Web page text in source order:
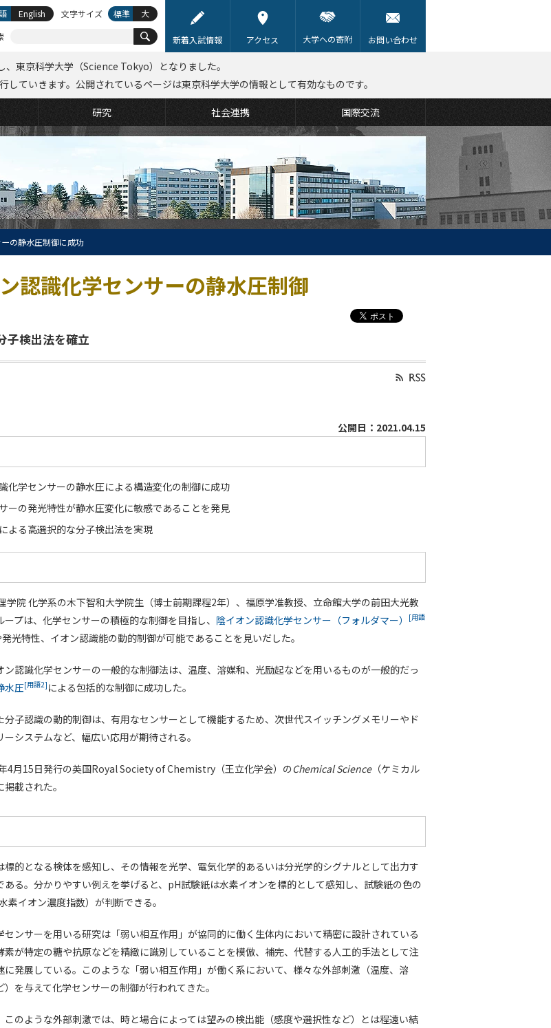
新着入試情報 アクセス 大学への寄附 お問い合わせ
研究 社会連携 国際交流
東京科学大学（Science Tokyo）となりました。
していきます。公開されているページは東京科学大学の情報として有効なものです。
English 文字サイズ 標準 大
の静水圧制御に成功
認識化学センサーの静水圧制御
子検出法を確立
公開日：2021.04.15
化学センサーの静水圧による構造変化の制御に成功
ーの発光特性が静水圧変化に敏感であることを発見
よる高選択的な分子検出法を実現
学院 化学系の木下智和大学院生（博士前期課程2年）、福原学准教授、立命館大学の前田大光教
プは、化学センサーの積極的な制御を目指し、 陰イオン認識化学センサー（フォルダマー）
[用語
光特性、イオン認識能の動的制御が可能であることを見いだした。
ン認識化学センサーの一般的な制御法は、温度、溶媒和、光励起などを用いるものが一般的だっ
水圧[用語2] による包括的な制御に成功した。
分子認識の動的制御は、有用なセンサーとして機能するため、次世代スイッチングメモリーやド
システムなど、幅広い応用が期待される。
4月15日発行の英国Royal Society of Chemistry（王立化学会）のChemical Science（ケミカル
載された。
標的となる検体を感知し、その情報を光学、電気化学的あるいは分光学的シグナルとして出力す
ある。分かりやすい例えを挙げると、pH試験紙は水素イオンを標的として感知し、試験紙の色の
素イオン濃度指数）が判断できる。
センサーを用いる研究は「弱い相互作用」が協同的に働く生体内において精密に設計されている
素が特定の糖や抗原などを精緻に識別していることを模倣、補完、代替する人工的手法として注
に発展している。このような「弱い相互作用」が働く系において、様々な外部刺激（温度、溶
を与えて化学センサーの制御が行われてきた。
このような外部刺激では、時と場合によっては望みの検出能（感度や選択性など）とは程遠い結